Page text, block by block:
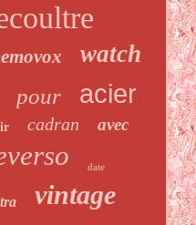
watch
pour acier
cadran avec
date
vintage